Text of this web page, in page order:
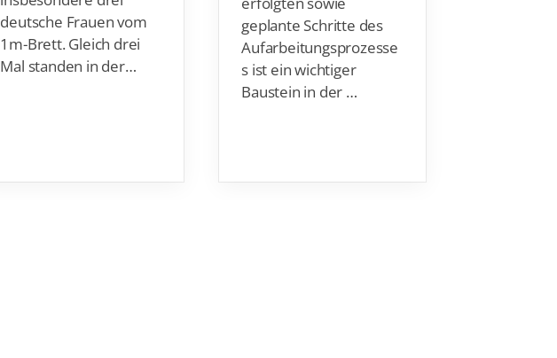
deutsche Frauen vom
1m-Brett. Gleich drei
Mal standen in der…
geplante Schritte des
Aufarbeitungsprozesse
s ist ein wichtiger
Baustein in der …